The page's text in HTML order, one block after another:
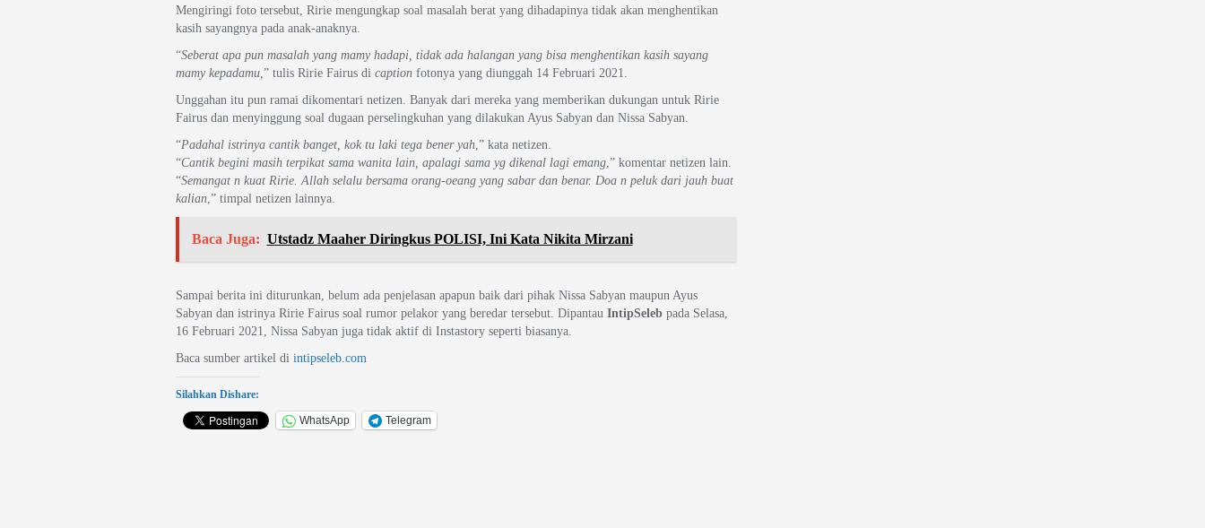
Mengiringi foto tersebut, Ririe mengungkap soal masalah berat yang dihadapinya tidak akan menghentikan
kasih sayangnya pada anak-anaknya.
“Seberat apa pun masalah yang mamy hadapi, tidak ada halangan yang bisa menghentikan kasih sayang
mamy kepadamu, ” tulis Ririe Fairus di caption fotonya yang diunggah 14 Februari 2021.
Unggahan itu pun ramai dikomentari netizen. Banyak dari mereka yang memberikan dukungan untuk Ririe
Fairus dan menyinggung soal dugaan perselingkuhan yang dilakukan Ayus Sabyan dan Nissa Sabyan.
“Padahal istrinya cantik banget, kok tu laki tega bener yah,” kata netizen.
“Cantik begini masih terpikat sama wanita lain, apalagi sama yg dikenal lagi emang,” komentar netizen lain.
“Semangat n kuat Ririe. Allah selalu bersama orang-oeang yang sabar dan benar. Doa n peluk dari jauh buat
kalian,” timpal netizen lainnya.
Baca Juga: Utstadz Maaher Diringkus POLISI, Ini Kata Nikita Mirzani
Sampai berita ini diturunkan, belum ada penjelasan apapun baik dari pihak Nissa Sabyan maupun Ayus
Sabyan dan istrinya Ririe Fairus soal rumor pelakor yang beredar tersebut. Dipantau IntipSelebpada Selasa,
16 Februari 2021, Nissa Sabyan juga tidak aktif di Instastory seperti biasanya.
Baca sumber artikel di intipseleb.com
Silahkan Dishare:
WhatsApp Telegram